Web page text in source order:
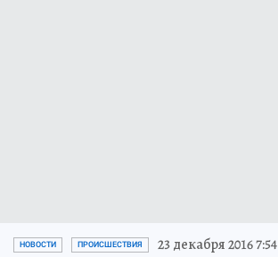
НОВОСТИ ПРОИСШЕСТВИЯ 23 декабря 2016 7:54